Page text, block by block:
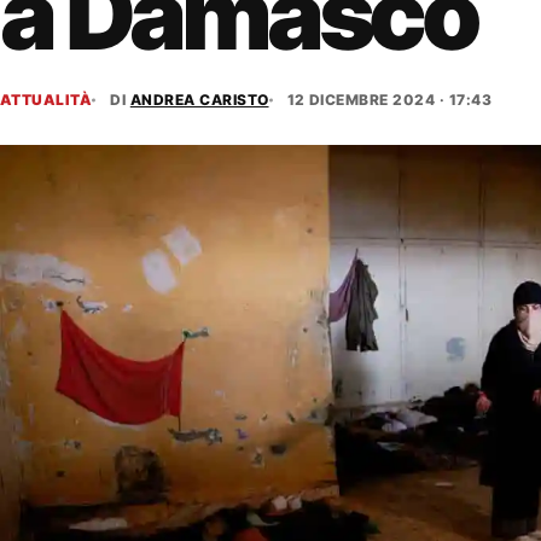
ATTUALITÀ DI ANDREA CARISTO 12 DICEMBRE 2024 · 17:43